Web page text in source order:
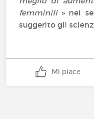
femminili» nei
suggerito gli
Mi piace